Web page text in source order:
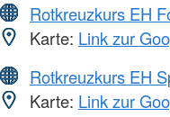
Rotkreuzkurs EH
Karte: Link zur
Rotkreuzkurs EH
Karte: Link zur